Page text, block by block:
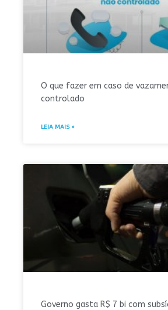
O que fazer em caso de
controlado
LEIA MAIS »
Governo gasta R$ 7 bi com